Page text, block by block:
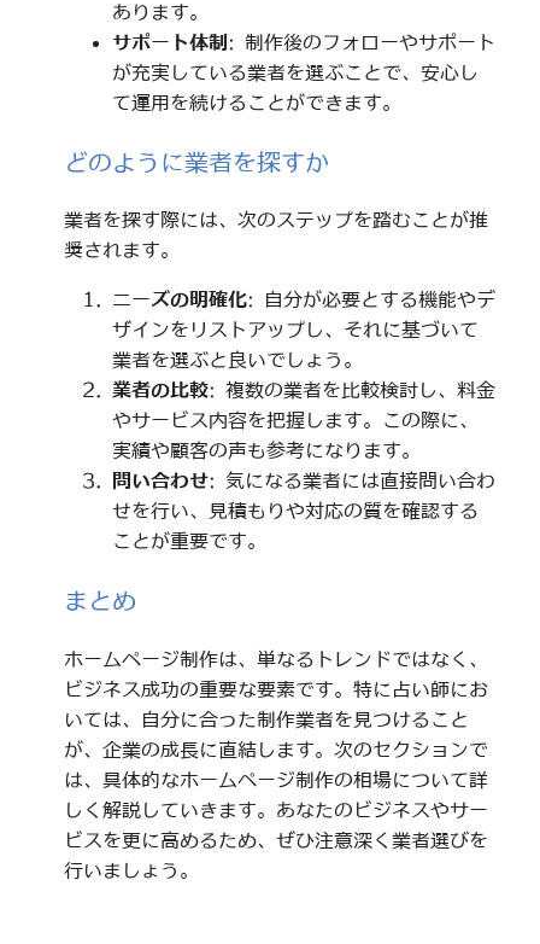
あります。
サポート体制 : 制作後のフォローやサポート
が充実している業者を選ぶことで、安心し
て運用を続けることができます。
どのように業者を探すか
業者を探す際には、次のステップを踏むことが推
奨されます。
ニーズの明確化: 自分が必要とする機能やデ
ザインをリストアップし、それに基づいて
業者を選ぶと良いでしょう。
業者の比較: 複数の業者を比較検討し、料金
やサービス内容を把握します。この際に、
実績や顧客の声も参考になります。
問い合わせ: 気になる業者には直接問い合わ
せを行い、見積もりや対応の質を確認する
ことが重要です。
まとめ
ホームページ制作は、単なるトレンドではなく、
ビジネス成功の重要な要素です。特に占い師にお
いては、自分に合った制作業者を見つけること
が、企業の成長に直結します。次のセクションで
は、具体的なホームページ制作の相場について詳
しく解説していきます。あなたのビジネスやサー
ビスを更に高めるため、ぜひ注意深く業者選びを
行いましょう。